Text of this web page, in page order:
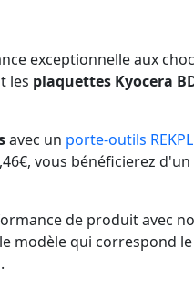
exceptionnelle aux
les plaquettes Kyocera
avec un porte-outils
vous bénéficierez
de produit avec
modèle qui correspond